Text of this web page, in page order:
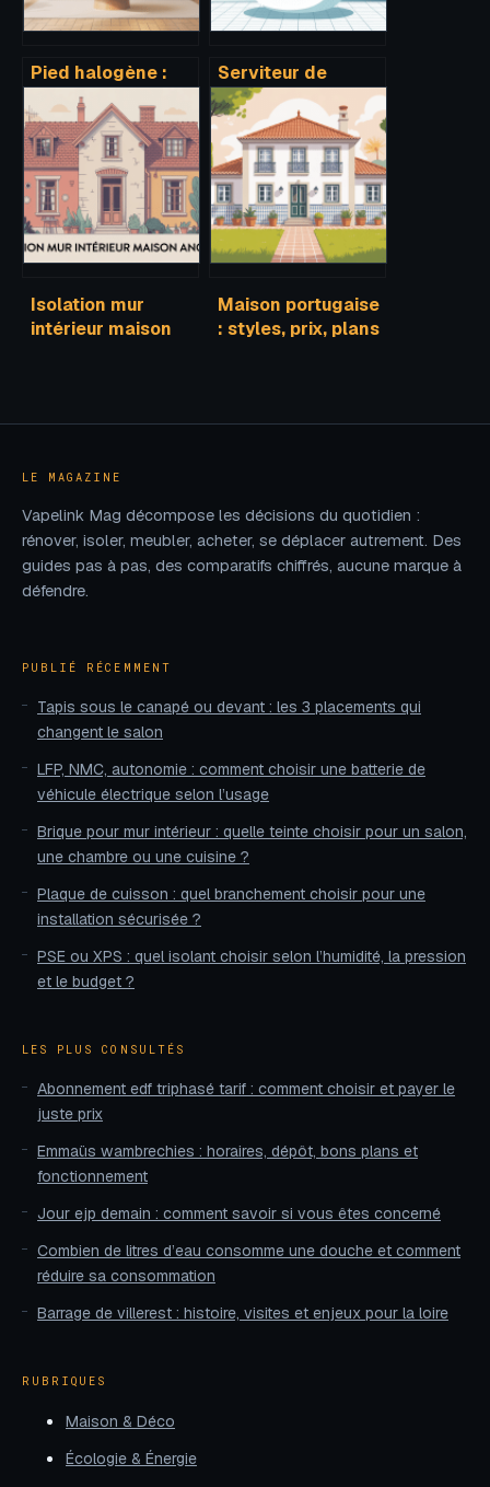
Pied halogène :
bien choisir,
utiliser et
remplacer son
lampadaire
Serviteur de
douche : bien
choisir, installer et
optimiser votre
rangement
Isolation mur
intérieur maison
Maison portugaise
: styles, prix, plans
LE MAGAZINE
Vapelink Mag décompose les décisions du quotidien :
rénover, isoler, meubler, acheter, se déplacer autrement. Des
guides pas à pas, des comparatifs chiffrés, aucune marque à
défendre.
PUBLIÉ RÉCEMMENT
Tapis sous le canapé ou devant : les 3 placements qui
changent le salon
LFP, NMC, autonomie : comment choisir une batterie de
véhicule électrique selon l’usage
Brique pour mur intérieur : quelle teinte choisir pour un salon,
une chambre ou une cuisine ?
Plaque de cuisson : quel branchement choisir pour une
installation sécurisée ?
PSE ou XPS : quel isolant choisir selon l’humidité, la pression
et le budget ?
LES PLUS CONSULTÉS
Abonnement edf triphasé tarif : comment choisir et payer le
juste prix
Emmaüs wambrechies : horaires, dépôt, bons plans et
fonctionnement
Jour ejp demain : comment savoir si vous êtes concerné
Combien de litres d’eau consomme une douche et comment
réduire sa consommation
Barrage de villerest : histoire, visites et enjeux pour la loire
RUBRIQUES
Maison & Déco
Écologie & Énergie